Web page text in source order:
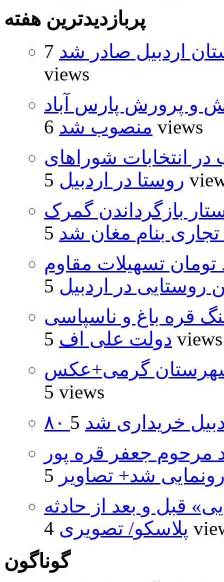
پربازدیدترین هفته
اردبیل صادر شد 7
views
و پرورش پارس آباد
منصوب شد 6 views
۵۰۰۰ داوطلب در انتخابات شوراهای
روستا در اردبیل 5
بازگرداندن گمرک
تجاری بنام مغان شد
و ۴۸۰ میلیارد تومان تسهیلات مقاوم
در اردبیل
قره باغ و ناسپاسی
دولت علی اف 5 views
گرمی+عکس
5 views
خریداری شد
مرحوم جعفر قره پور
شد+ تصاویر
قبل و بعد از حادثه
پلاسکو/ تصویری 4
گوناگون